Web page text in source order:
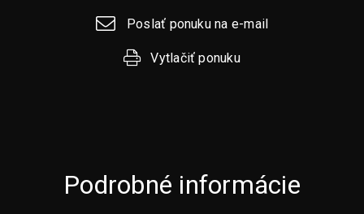
Poslať ponuku na e-mail
Vytlačiť ponuku
Podrobné informácie